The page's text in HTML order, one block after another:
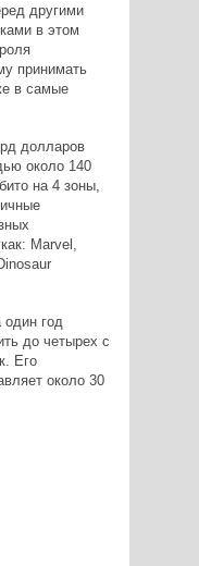
другими
в этом
принимать
в самые
долларов
около 140
на 4 зоны,
Marvel,
один год
до четырех с
Его
около 30